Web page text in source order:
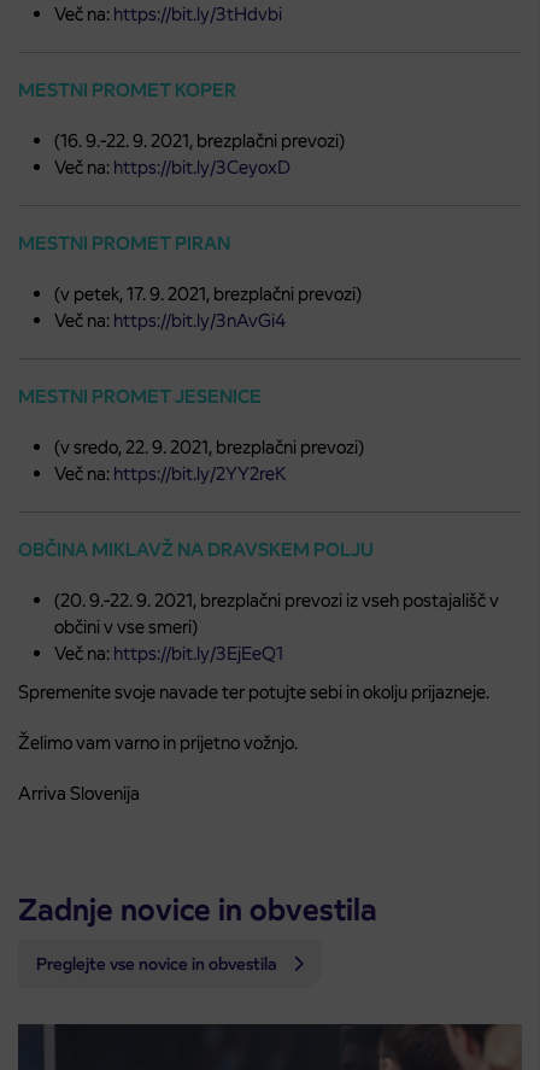
Več na: https://bit.ly/3tHdvbi
MESTNI PROMET KOPER
(16. 9.-22. 9. 2021, brezplačni prevozi)
Več na: https://bit.ly/3CeyoxD
MESTNI PROMET PIRAN
(v petek, 17. 9. 2021, brezplačni prevozi)
Več na: https://bit.ly/3nAvGi4
MESTNI PROMET JESENICE
(v sredo, 22. 9. 2021, brezplačni prevozi)
Več na: https://bit.ly/2YY2reK
OBČINA MIKLAVŽ NA DRAVSKEM POLJU
(20. 9.-22. 9. 2021, brezplačni prevozi iz vseh postajališč v
občini v vse smeri)
Več na: https://bit.ly/3EjEeQ1
Spremenite svoje navade ter potujte sebi in okolju prijazneje.
Želimo vam varno in prijetno vožnjo.
Arriva Slovenija
Zadnje novice in obvestila
Preglejte vse novice in obvestila